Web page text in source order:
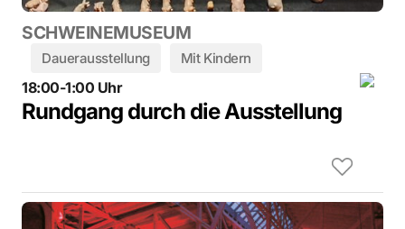
SCHWEINEMUSEUM
Dauerausstellung Mit Kindern
18:00-1:00 Uhr
Rundgang durch die Ausstellung